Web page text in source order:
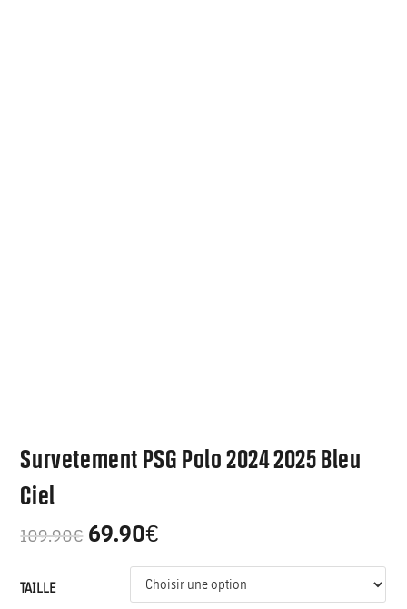
Survetement PSG Polo 2024 2025 Bleu
Ciel
109.90€ 69.90€
TAILLE